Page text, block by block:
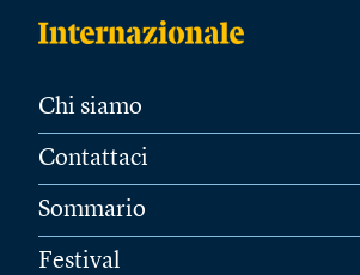
Chi siamo
Contattaci
Sommario
Festival